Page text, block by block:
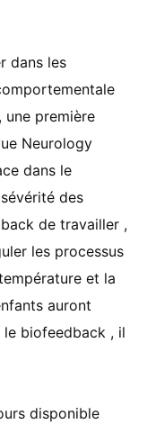
dans les
une première
Neurology
dans le
des
de travailler ,
les processus
et la
auront
biofeedback , il
disponible